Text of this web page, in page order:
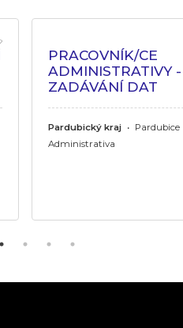
PRACOVNÍK/CE
ADMINISTRATIVY -
ZADÁVÁNÍ DAT
Pardubický kraj • Pardubice
Administrativa